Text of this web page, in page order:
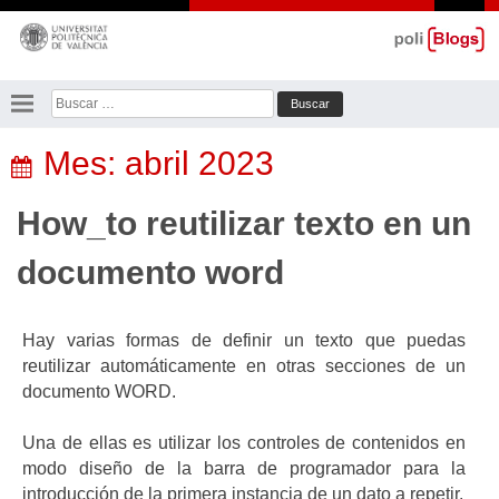
Saltar
contenido
Buscar:
Mes: abril 2023
How_to reutilizar texto en un
documento word
Hay varias formas de definir un texto que puedas
reutilizar automáticamente en otras secciones de un
documento WORD.
Una de ellas es utilizar los controles de contenidos en
modo diseño de la barra de programador para la
introducción de la primera instancia de un dato a repetir.